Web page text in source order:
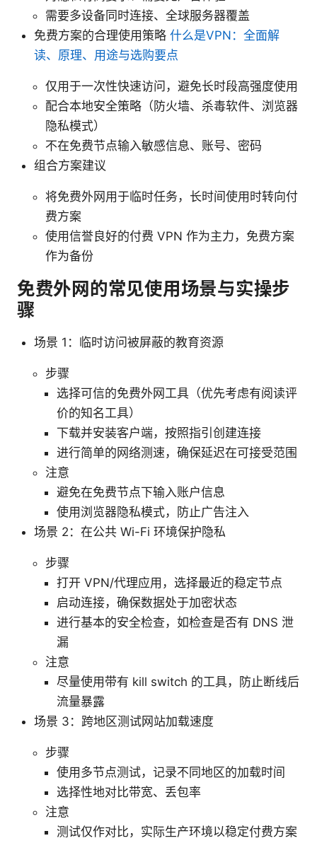
需要多设备同时连接、全球服务器覆盖
免费方案的合理使用策略 什么是VPN：全面解
读、原理、用途与选购要点
仅用于一次性快速访问，避免长时段高强度使用
配合本地安全策略（防火墙、杀毒软件、浏览器
隐私模式）
不在免费节点输入敏感信息、账号、密码
组合方案建议
将免费外网用于临时任务，长时间使用时转向付
费方案
使用信誉良好的付费 VPN 作为主力，免费方案
作为备份
免费外网的常见使用场景与实操步
骤
场景 1：临时访问被屏蔽的教育资源
步骤
选择可信的免费外网工具（优先考虑有阅读评
价的知名工具）
下载并安装客户端，按照指引创建连接
进行简单的网络测速，确保延迟在可接受范围
注意
避免在免费节点下输入账户信息
使用浏览器隐私模式，防止广告注入
场景 2：在公共 Wi-Fi 环境保护隐私
步骤
打开 VPN/代理应用，选择最近的稳定节点
启动连接，确保数据处于加密状态
进行基本的安全检查，如检查是否有 DNS 泄
漏
注意
尽量使用带有 kill switch 的工具，防止断线后
流量暴露
场景 3：跨地区测试网站加载速度
步骤
使用多节点测试，记录不同地区的加载时间
选择性地对比带宽、丢包率
注意
测试仅作对比，实际生产环境以稳定付费方案